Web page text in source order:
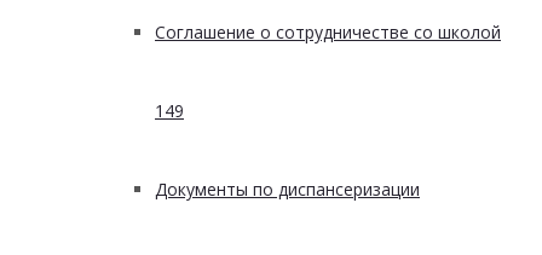
Соглашение о сотрудничестве со школой
149
Документы по диспансеризации